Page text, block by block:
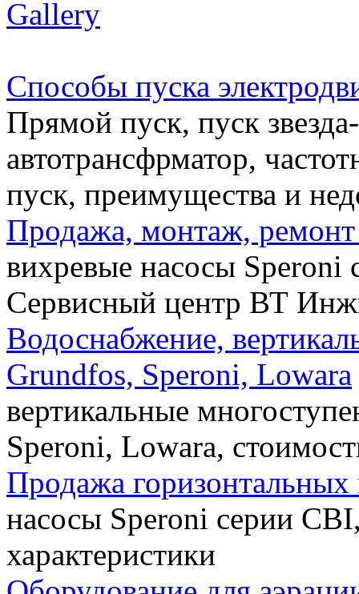
Gallery
Способы пуска
Прямой пуск, пуск
автотрансфрматор,
пуск, преимущества и
Продажа, монтаж,
вихревые насосы Speroni
Сервисный центр ВТ
Водоснабжение,
Grundfos, Speroni, Lowara
вертикальные
Speroni, Lowara,
Продажа горизонтальных
насосы Speroni серии
характеристики